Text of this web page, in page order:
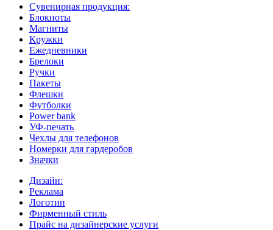
Сувенирная продукция:
Блокноты
Магниты
Кружки
Ежедневники
Брелоки
Ручки
Пакеты
Флешки
Футболки
Power bank
УФ-печать
Чехлы для телефонов
Номерки для гардеробов
Значки
Дизайн:
Реклама
Логотип
Фирменный стиль
Прайс на дизайнерские услуги